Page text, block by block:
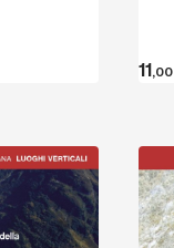
11 ,00
Entdecken